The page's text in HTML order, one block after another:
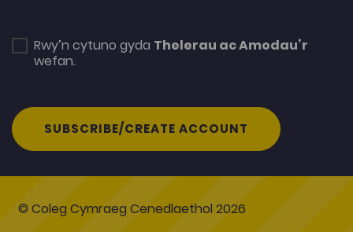
Rwy’n cytuno gyda Thelerau ac Amodau’r
wefan.
SUBSCRIBE/CREATE ACCOUNT
© Coleg Cymraeg Cenedlaethol 2026